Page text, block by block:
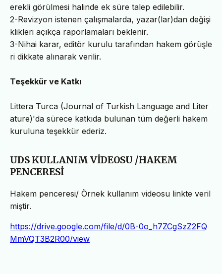
erekli görülmesi halinde ek süre talep edilebilir.
2-Revizyon istenen çalışmalarda, yazar(lar)dan değişi
klikleri açıkça raporlamaları beklenir.
3-Nihai karar, editör kurulu tarafından hakem görüşle
ri dikkate alınarak verilir.
Teşekkür ve Katkı
Littera Turca (Journal of Turkish Language and Liter
ature)'da sürece katkıda bulunan tüm değerli hakem
kuruluna teşekkür ederiz.
UDS KULLANIM VİDEOSU /HAKEM
PENCERESİ
Hakem penceresi/ Örnek kullanım videosu linkte veril
miştir.
https://drive.google.com/file/d/0B-0o_h7ZCgSzZ2FQ
MmVQT3B2R00/view